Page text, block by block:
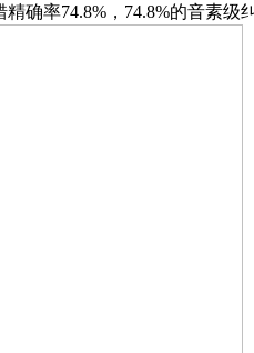
确率74.8%，74.8%的音素